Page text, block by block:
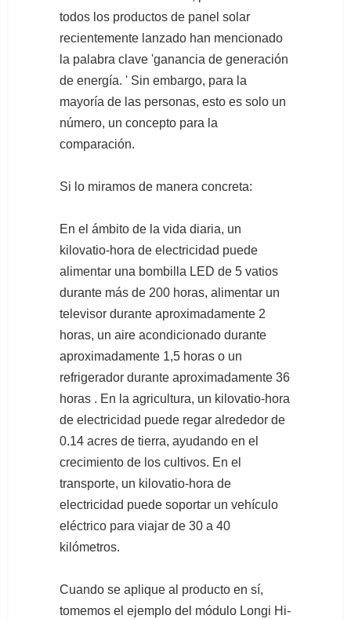
todos los productos de panel solar
recientemente lanzado han mencionado
la palabra clave 'ganancia de generación
de energía. ' Sin embargo, para la
mayoría de las personas, esto es solo un
número, un concepto para la
comparación.
Si lo miramos de manera concreta:
En el ámbito de la vida diaria, un
kilovatio-hora de electricidad puede
alimentar una bombilla LED de 5 vatios
durante más de 200 horas, alimentar un
televisor durante aproximadamente 2
horas, un aire acondicionado durante
aproximadamente 1,5 horas o un
refrigerador durante aproximadamente 36
horas . En la agricultura, un kilovatio-hora
de electricidad puede regar alrededor de
0.14 acres de tierra, ayudando en el
crecimiento de los cultivos. En el
transporte, un kilovatio-hora de
electricidad puede soportar un vehículo
eléctrico para viajar de 30 a 40
kilómetros.
Cuando se aplique al producto en sí,
tomemos el ejemplo del módulo Longi Hi-